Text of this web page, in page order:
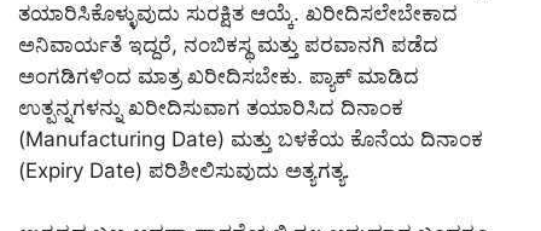
ತಯಾರಿಸಿಕೊಳ್ಳುವುದು ಸುರಕ್ಷಿತ ಆಯ್ಕೆ. ಖರೀದಿಸಲೇಬೇಕಾದ
ಅನಿವಾರ್ಯತೆ ಇದ್ದರೆ, ನಂಬಿಕಸ್ಥ ಮತ್ತು ಪರವಾನಗಿ ಪಡೆದ
ಅಂಗಡಿಗಳಿಂದ ಮಾತ್ರ ಖರೀದಿಸಬೇಕು. ಪ್ಯಾಕ್ ಮಾಡಿದ
ಉತ್ಪನ್ನಗಳನ್ನು ಖರೀದಿಸುವಾಗ ತಯಾರಿಸಿದ ದಿನಾಂಕ
(Manufacturing Date) ಮತ್ತು ಬಳಕೆಯ ಕೊನೆಯ ದಿನಾಂಕ
(Expiry Date) ಪರಿಶೀಲಿಸುವುದು ಅತ್ಯಗತ್ಯ.